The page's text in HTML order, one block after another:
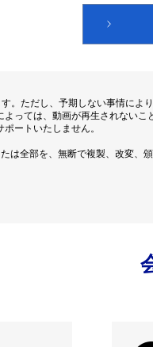
。ただし、予期しない事情によ
っては、動画が再生されないこ
ートいたしません。
は全部を、無断で複製、改変、